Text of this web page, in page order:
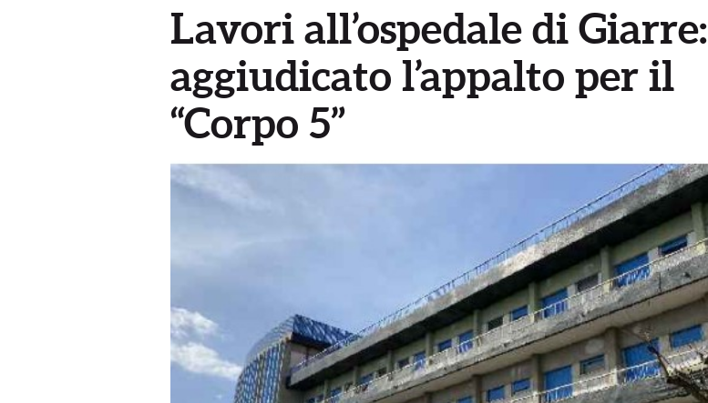
Lavori all’ospedale di Giarre:
aggiudicato l’appalto per il
“Corpo 5”